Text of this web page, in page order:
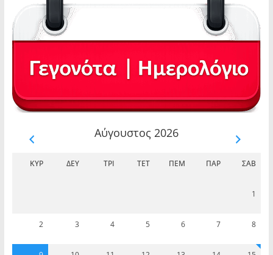
Αύγουστος 2026
ΚΥΡ ΔΕΥ ΤΡΊ ΤΕΤ ΠΈΜ ΠΑΡ ΣΆΒ
1
2 3 4 5 6 7 8